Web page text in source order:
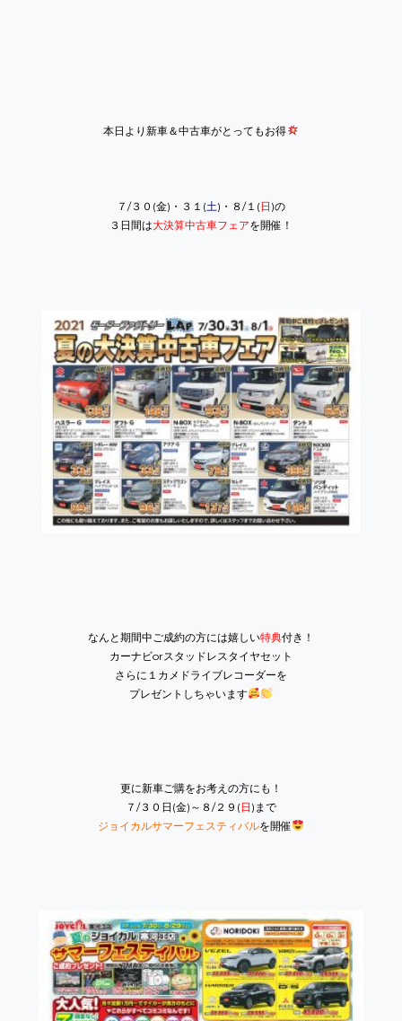
本日より新車＆中古車がとってもお得
７/３０(金)・３１(土)・８/１( 日 )の
３日間は大決算中古車フェアを開催！
なんと期間中ご成約の方には嬉しい特典付き！
カーナビorスタッドレスタイヤセット
さらに１カメドライブレコーダーを
プレゼントしちゃいます
更に新車ご購をお考えの方にも！
７/３０日(金)～８/２９( 日 ) まで
ジョイカルサマーフェスティバルを開催